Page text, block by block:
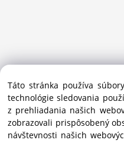
Ako prémiový partner
vybrať správnu
Copyright © 2019 - 2025
Táto stránka používa
technológie sledovania
z prehliadania našich
zobrazovali prispôsobený
návštevnosti našich